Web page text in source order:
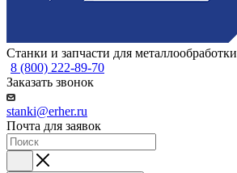
Станки и запчасти для металлообработки
8 (800) 222-89-70
Заказать звонок
stanki@erher.ru
Почта для заявок